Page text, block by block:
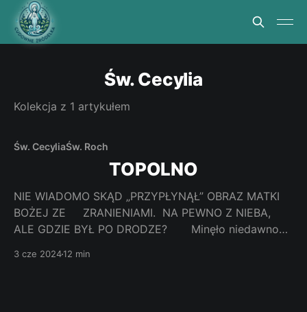
Św. Cecylia
Kolekcja z 1 artykułem
Św. CecyliaŚw. Roch
TOPOLNO
NIE WIADOMO SKĄD „PRZYPŁYNĄŁ” OBRAZ MATKI
BOŻEJ ZE ZRANIENIAMI. NA PEWNO Z NIEBA,
ALE GDZIE BYŁ PO DRODZE? Minęło niedawno
3 cze 202412 min